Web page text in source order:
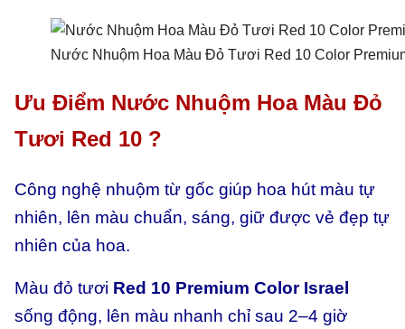
Nước Nhuộm Hoa Màu Đỏ Tươi Red 10 Color
Ưu Điểm Nước Nhuộm Hoa Màu Đỏ
Tươi Red 10 ?
Công nghệ nhuộm từ gốc giúp hoa hút màu tự
nhiên, lên màu chuẩn, sáng, giữ được vẻ đẹp tự
nhiên của hoa.
Màu đỏ tươi Red 10 Premium Color Israel
sống động, lên màu nhanh chỉ sau 2–4 giờ